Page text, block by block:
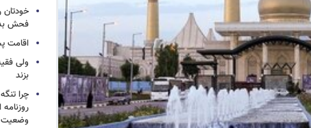
فحش
اقامت
ولی
بزند
چرا
وضعیت